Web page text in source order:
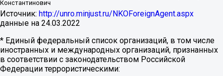
Константинович
Источник: http://unro.minjust.ru/NKOForeignAgent.aspx
данные на 24.03.2022
* Единый федеральный список организаций, в том числе
иностранных и международных организаций, признанных
в соответствии с законодательством Российской
Федерации террористическими: